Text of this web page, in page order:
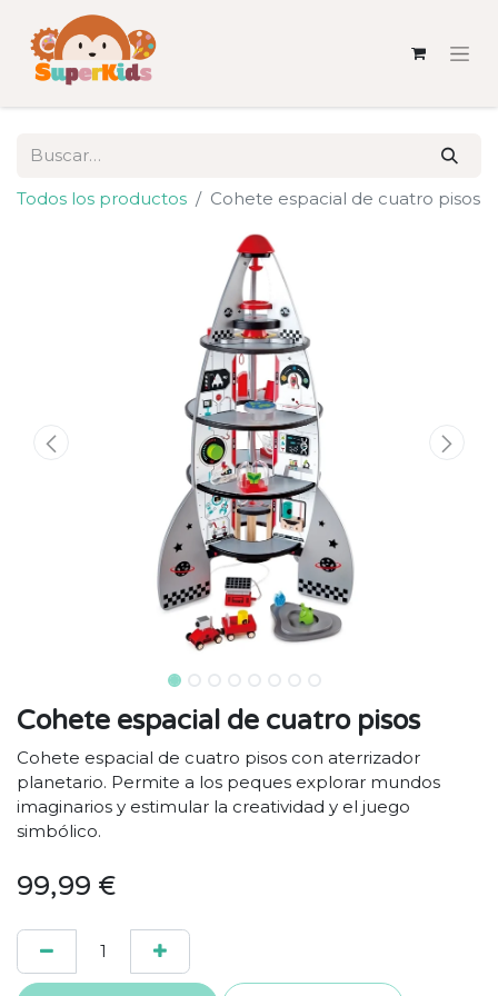
Todos los productos Cohete espacial de cuatro pisos
Cohete espacial de cuatro pisos
Cohete espacial de cuatro pisos con aterrizador
planetario. Permite a los peques explorar mundos
imaginarios y estimular la creatividad y el juego
simbólico.
99,99 €